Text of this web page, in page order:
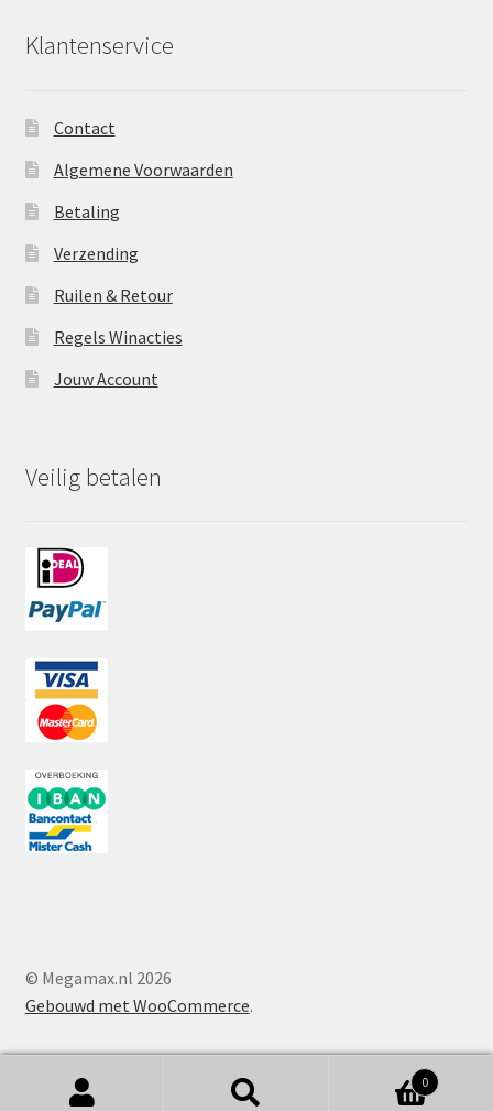
Klantenservice
Contact
Algemene Voorwaarden
Betaling
Verzending
Ruilen & Retour
Regels Winacties
Jouw Account
Veilig betalen
© Megamax.nl 2026
Gebouwd met WooCommerce.
0